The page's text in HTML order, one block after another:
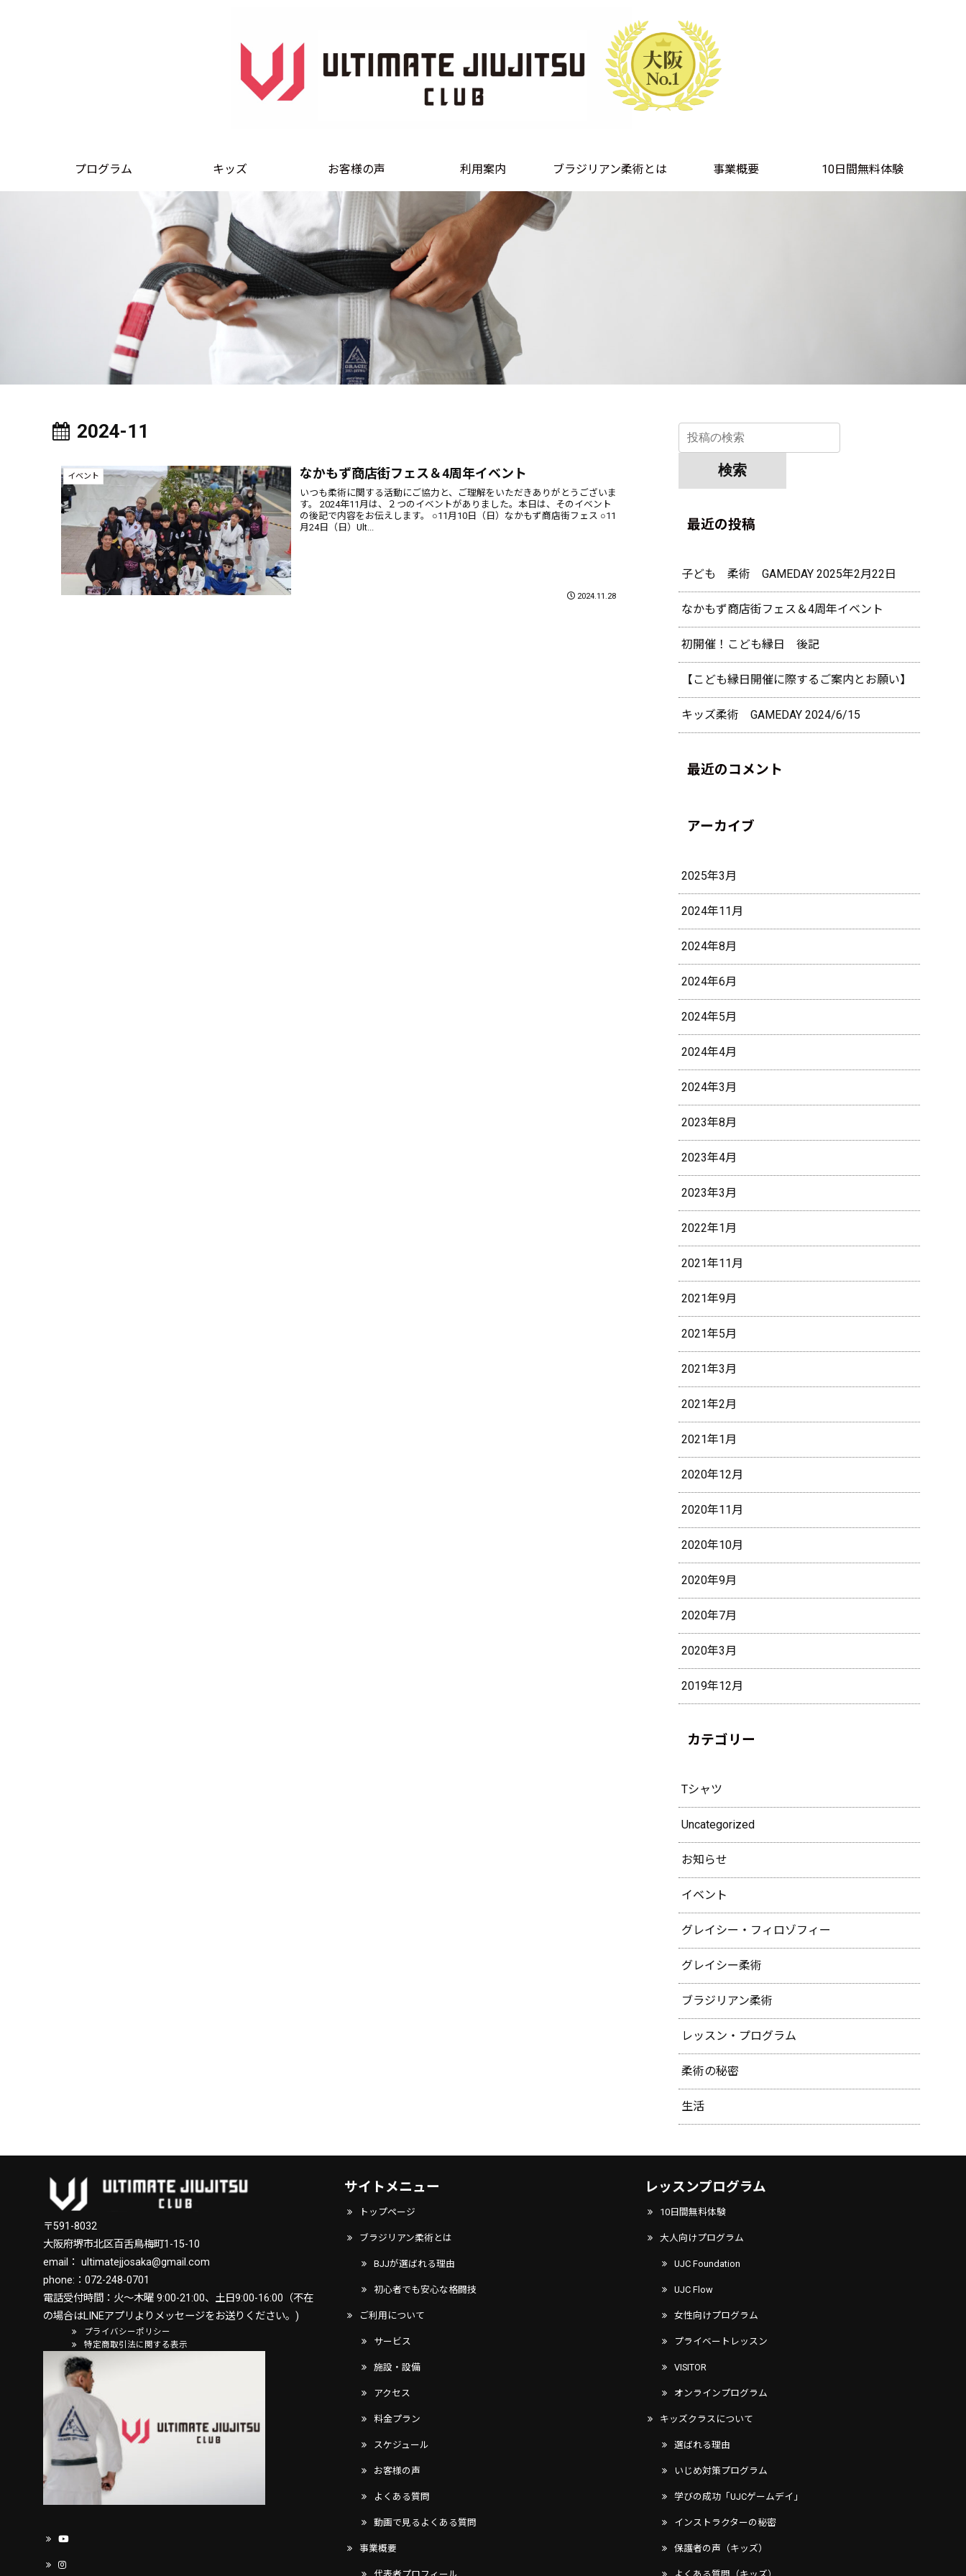
プログラム キッズ お客様の声 利用案内 ブラジリアン柔術とは 事業概要 10日間無料体験
2024-11
イベント なかもず商店街フェス＆4周年イベント
いつも柔術に関する活動にご協力と、ご理解をいただきありがとうございま
す。 2024年11月は、２つのイベントがありました。本日は、そのイベント
の後記で内容をお伝えします。 ○11月10日（日）なかもず商店街フェス ○11
月24日（日）Ult...
2024.11.28
最近の投稿
子ども 柔術 GAMEDAY 2025年2月22日
なかもず商店街フェス＆4周年イベント
初開催！こども縁日 後記
【こども縁日開催に際するご案内とお願い】
キッズ柔術 GAMEDAY 2024/6/15
最近のコメント
アーカイブ
2025年3月
2024年11月
2024年8月
2024年6月
2024年5月
2024年4月
2024年3月
2023年8月
2023年4月
2023年3月
2022年1月
2021年11月
2021年9月
2021年5月
2021年3月
2021年2月
2021年1月
2020年12月
2020年11月
2020年10月
2020年9月
2020年7月
2020年3月
2019年12月
カテゴリー
Tシャツ
Uncategorized
お知らせ
イベント
グレイシー・フィロゾフィー
グレイシー柔術
ブラジリアン柔術
レッスン・プログラム
柔術の秘密
生活
〒591-8032
大阪府堺市北区百舌鳥梅町1-15-10
email： ultimatejjosaka@gmail.com
phone:： 072-248-0701
電話受付時間：火〜木曜 9:00-21:00、土日9:00-16:00（不在
の場合はLINEアプリよりメッセージをお送りください。)
プライバシーポリシー
特定商取引法に関する表示
サイトメニュー
トップページ
ブラジリアン柔術とは
BJJが選ばれる理由
初心者でも安心な格闘技
ご利用について
サービス
施設・設備
アクセス
料金プラン
スケジュール
お客様の声
よくある質問
動画で見るよくある質問
事業概要
レッスンプログラム
10日間無料体験
大人向けプログラム
UJC Foundation
UJC Flow
女性向けプログラム
プライベートレッスン
VISITOR
オンラインプログラム
キッズクラスについて
選ばれる理由
いじめ対策プログラム
学びの成功「UJCゲームデイ」
インストラクターの秘密
保護者の声（キッズ）